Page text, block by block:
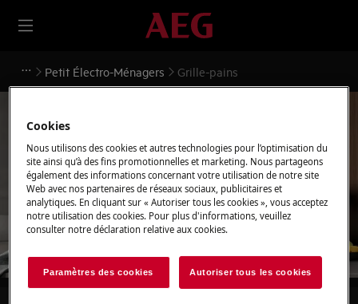
Petit Électro-Ménagers Grille-pains
Soutien pour Grille-pains
Cookies
Nous utilisons des cookies et autres technologies pour l’optimisation du
site ainsi qu’à des fins promotionnelles et marketing. Nous partageons
également des informations concernant votre utilisation de notre site
Web avec nos partenaires de réseaux sociaux, publicitaires et
analytiques. En cliquant sur « Autoriser tous les cookies », vous acceptez
notre utilisation des cookies. Pour plus d'informations, veuillez
consulter notre déclaration relative aux cookies.
Paramètres des cookies Autoriser tous les cookies